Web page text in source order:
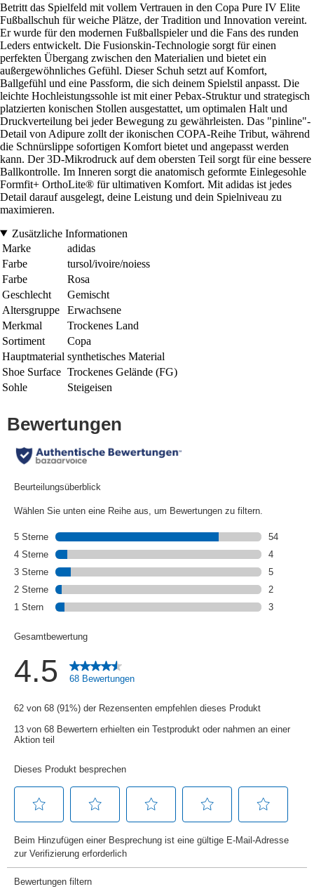
Betritt das Spielfeld mit vollem Vertrauen in den Copa Pure IV Elite
Fußballschuh für weiche Plätze, der Tradition und Innovation vereint.
Er wurde für den modernen Fußballspieler und die Fans des runden
Leders entwickelt. Die Fusionskin-Technologie sorgt für einen
perfekten Übergang zwischen den Materialien und bietet ein
außergewöhnliches Gefühl. Dieser Schuh setzt auf Komfort,
Ballgefühl und eine Passform, die sich deinem Spielstil anpasst. Die
leichte Hochleistungssohle ist mit einer Pebax-Struktur und strategisch
platzierten konischen Stollen ausgestattet, um optimalen Halt und
Druckverteilung bei jeder Bewegung zu gewährleisten. Das "pinline"-
Detail von Adipure zollt der ikonischen COPA-Reihe Tribut, während
die Schnürslippe sofortigen Komfort bietet und angepasst werden
kann. Der 3D-Mikrodruck auf dem obersten Teil sorgt für eine bessere
Ballkontrolle. Im Inneren sorgt die anatomisch geformte Einlegesohle
Formfit+ OrthoLite® für ultimativen Komfort. Mit adidas ist jedes
Detail darauf ausgelegt, deine Leistung und dein Spielniveau zu
maximieren.
Zusätzliche Informationen
Marke
adidas
Farbe
tursol/ivoire/noiess
Farbe
Rosa
Geschlecht
Gemischt
Altersgruppe
Erwachsene
Merkmal
Trockenes Land
Sortiment
Copa
Hauptmaterial synthetisches Material
Shoe Surface Trockenes Gelände (FG)
Sohle
Steigeisen